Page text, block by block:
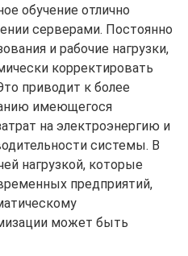
обучение отлично
серверами. Постоянно
и рабочие нагрузки,
корректировать
приводит к более
имеющегося
на электроэнергию и
системы. В
нагрузкой, которые
предприятий,
может быть